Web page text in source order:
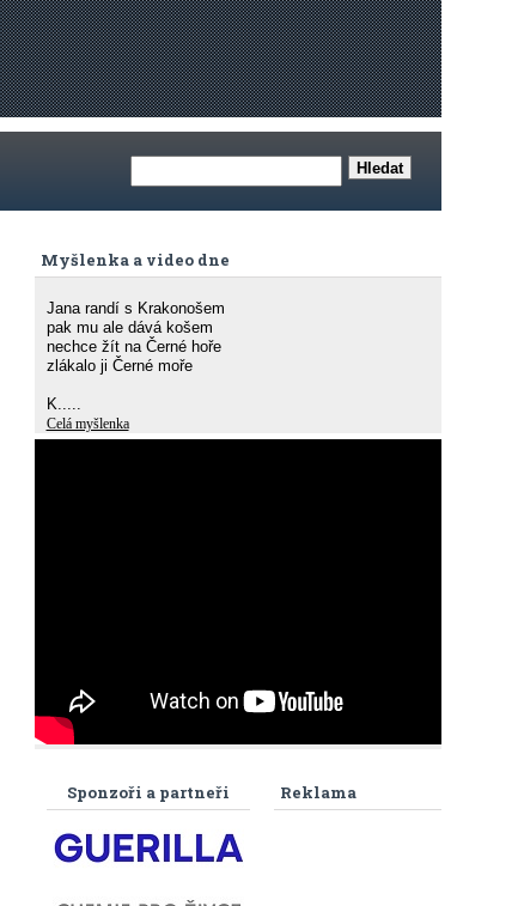
Myšlenka a video dne
Jana randí s Krakonošem
pak mu ale dává košem
nechce žít na Černé hoře
zlákalo ji Černé moře
K.....
Celá myšlenka
Reklama
Sponzoři a partneři